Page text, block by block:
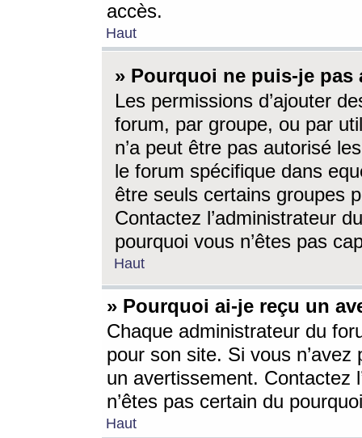
accès.
Haut
» Pourquoi ne puis-je
Les permissions d’ajouter
forum, par groupe, ou par
n’a peut être pas autorisé
le forum spécifique dans
être seuls certains groupes
Contactez l’administrateur
pourquoi vous n’êtes pas
Haut
» Pourquoi ai-je reçu un
Chaque administrateur du
pour son site. Si vous
un avertissement. Contactez
n’êtes pas certain du
Haut